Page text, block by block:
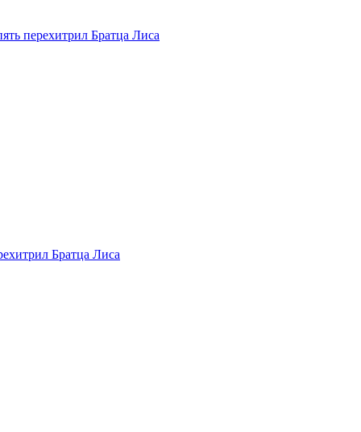
перехитрил Братца Лиса
Братца Лиса